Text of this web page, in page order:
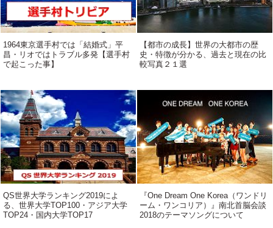
1964東京選手村では「結婚式」平
昌・リオではトラブル多発【選手村
で起こった事】
【都市の成長】世界の大都市の歴
史・特徴が分かる、過去と現在の比
較写真２１選
QS世界大学ランキング2019によ
る、世界大学TOP100・アジア大学
TOP24・国内大学TOP17
『One Dream One Korea（ワンドリ
ーム・ワンコリア）』南北首脳会談
2018のテーマソングについて